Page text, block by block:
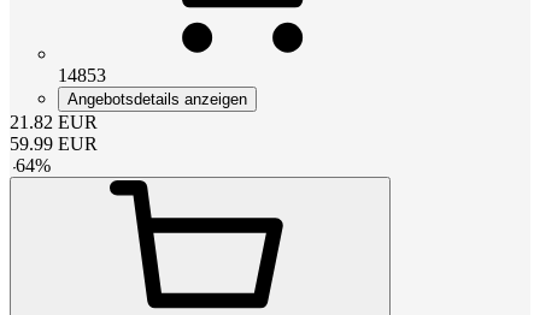
14853
Angebotsdetails anzeigen
21.82 EUR
59.99 EUR
-64%